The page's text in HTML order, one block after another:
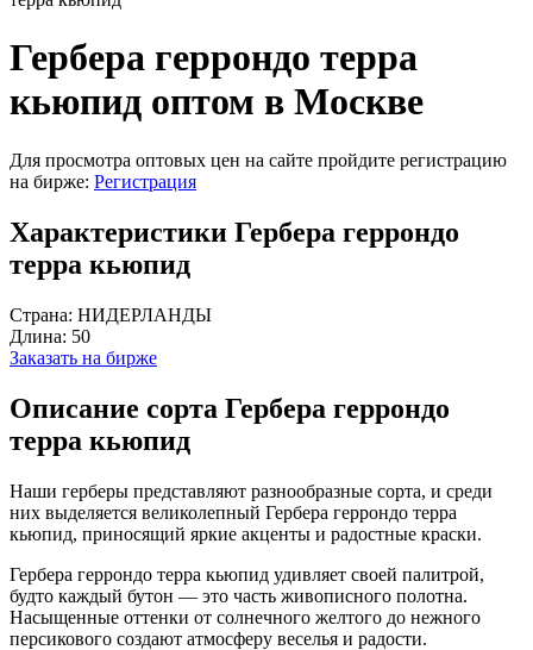
Гербера геррондо терра
кьюпид оптом в Москве
Для просмотра оптовых цен на сайте пройдите регистрацию
на бирже: Регистрация
Характеристики Гербера геррондо
терра кьюпид
Страна: НИДЕРЛАНДЫ
Длина: 50
Заказать на бирже
Описание сорта Гербера геррондо
терра кьюпид
Наши герберы представляют разнообразные сорта, и среди
них выделяется великолепный Гербера геррондо терра
кьюпид, приносящий яркие акценты и радостные краски.
Гербера геррондо терра кьюпид удивляет своей палитрой,
будто каждый бутон — это часть живописного полотна.
Насыщенные оттенки от солнечного желтого до нежного
персикового создают атмосферу веселья и радости.